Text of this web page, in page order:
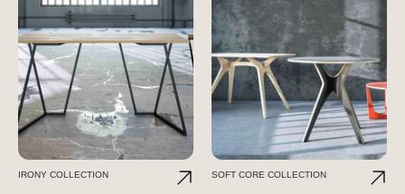
IRONY COLLECTION SOFT CORE COLLECTION